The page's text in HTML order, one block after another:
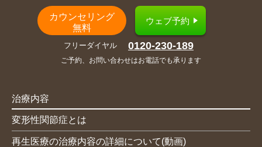
カウンセリング
無料
ウェブ予約
フリーダイヤル 0120-230-189
ご予約、お問い合わせはお電話でも承ります
治療内容
変形性関節症とは
再生医療の治療内容の詳細について(動画)